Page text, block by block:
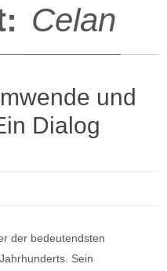
Celan
und
Dialog
der bedeutendsten
Sein